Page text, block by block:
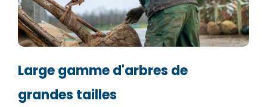
Large gamme d'arbres de
grandes tailles